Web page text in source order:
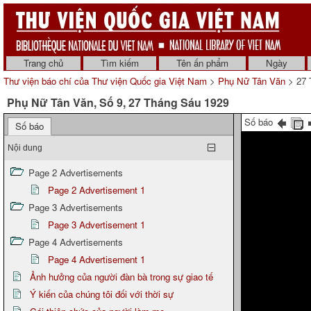
Trang chủ Tìm kiếm Tên ấn phẩm
Ngày
Thư viện báo chí của Thư viện Quốc gia Việt Nam > Phụ Nữ Tân Văn > 27
Phụ Nữ Tân Văn, Số 9, 27 Tháng Sáu 1929
Số báo
Nội dung
Page 2 Advertisements
Page 2 Advertisement 1
Page 3 Advertisements
Page 3 Advertisement 1
Page 4 Advertisements
Page 4 Advertisement 1
Ảnh hưởng của người đàn bà trong sự giao tế
Ý kiến của chúng tôi đối với thời sự
Số báo